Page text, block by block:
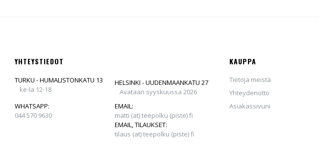
YHTEYSTIEDOT
TURKU - HUMALISTONKATU 13
ke-la 12-18
HELSINKI - UUDENMAANKATU 27
Avataan syyskuussa 2026
WHATSAPP:
044 570 9630
EMAIL:
matti (at) teepolku (piste) fi
EMAIL, TILAUKSET:
tilaus (at) teepolku (piste) fi
KAUPPA
Tietoja meistä
Yhteydenotto
Asiakassivuni